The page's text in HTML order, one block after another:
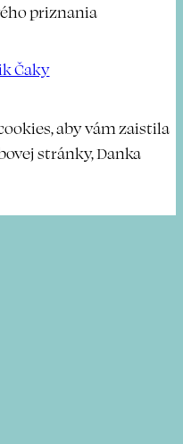
priznania
Čaky
aby vám zaistila
stránky, Danka